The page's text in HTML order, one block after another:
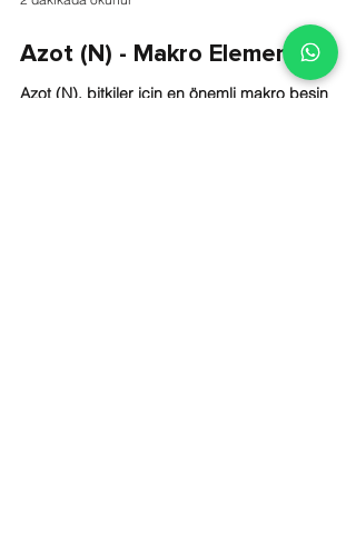
Azot (N) - Makro Elementler
Azot (N), bitkiler için en önemli makro besin